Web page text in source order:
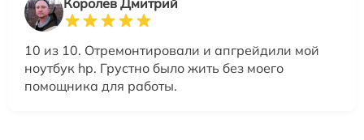
10 из 10. Отремонтировали и апгрейдили мой
ноутбук hp. Грустно было жить без моего
помощника для работы.